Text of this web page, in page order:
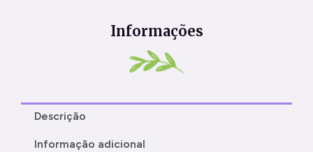
Informações
Descrição
Informação adicional